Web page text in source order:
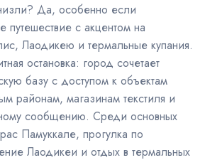
Да, особенно если
путешествие с акцентом на
Лаодикею и термальные купания.
остановка: город сочетает
базу с доступом к объектам
районам, магазинам текстиля и
сообщению. Среди основных
Памуккале, прогулка по
Лаодикеи и отдых в термальных